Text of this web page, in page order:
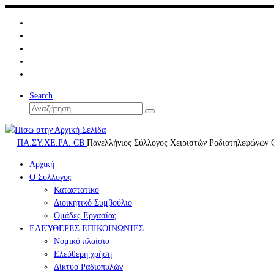
Μετάβαση
περιεχόμενο
Search
Αναζήτηση
Αναζήτηση
ΠΑ.ΣΥ.ΧΕ.ΡΑ. CB Πανελλήνιος Σύλλογος Χειριστών Ραδιοτηλεφώνων
Αρχική
Ο Σύλλογος
Καταστατικό
Διοικητικό Συμβούλιο
Ομάδες Εργασίας
ΕΛΕΎΘΕΡΕΣ ΕΠΙΚΟΙΝΩΝΊΕΣ
Νομικό πλαίσιο
Ελεύθερη χρήση
Δίκτυο Ραδιοπυλών